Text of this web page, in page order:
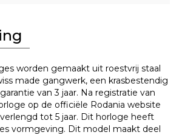
worden gemaakt uit roestvrij staal
made gangwerk, een krasbestendig
van 3 jaar. Na registratie van
op de officiële Rodania website
tot 5 jaar. Dit horloge heeft
vormgeving. Dit model maakt deel